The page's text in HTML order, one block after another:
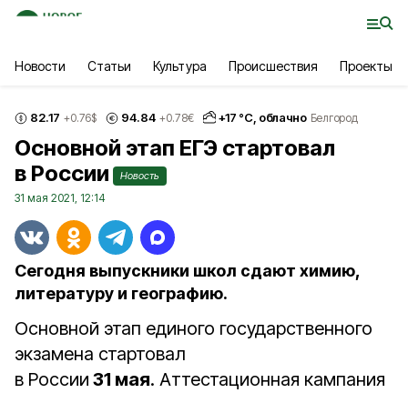
Новости Статьи Культура Происшествия Проекты
82.17 +0.76$ 94.84 +0.78€ +17 °С, облачно Белгород
Основной этап ЕГЭ стартовал
в России
Новость
31 мая 2021, 12:14
Сегодня выпускники школ сдают химию,
литературу и географию.
Основной этап единого государственного
экзамена стартовал
в России 31 мая. Аттестационная кампания